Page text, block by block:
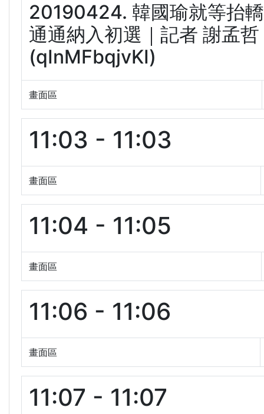
20190424. 韓國瑜就等抬
通通納入初選｜記者 謝孟
(qInMFbqjvKI)
畫面區
11:03 - 11:03
畫面區
11:04 - 11:05
畫面區
11:06 - 11:06
畫面區
11:07 - 11:07